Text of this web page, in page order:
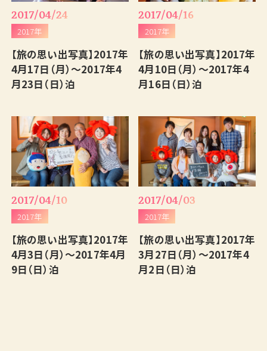
お問い合わせ
English
2017/04/24
2017年
【旅の思い出写真】2017年
4月17日（月）～2017年4
月23日（日）泊
2017/04/16
2017年
【旅の思い出写真】2017年
4月10日（月）～2017年4
月16日（日）泊
2017/04/10
2017年
【旅の思い出写真】2017年
4月3日（月）～2017年4月
9日（日）泊
2017/04/03
2017年
【旅の思い出写真】2017年
3月27日（月）～2017年4
月2日（日）泊